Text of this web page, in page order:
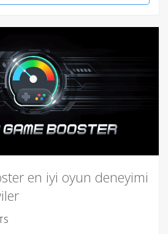
en iyi oyun deneyimi